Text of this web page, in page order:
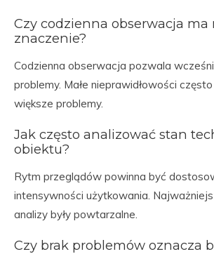
Czy codzienna obserwacja ma
znaczenie?
Codzienna obserwacja pozwala
problemy. Małe nieprawidłowości
większe problemy.
Jak często analizować stan
obiektu?
Rytm przeglądów powinna być
intensywności użytkowania.
analizy były powtarzalne.
Czy brak problemów oznacza